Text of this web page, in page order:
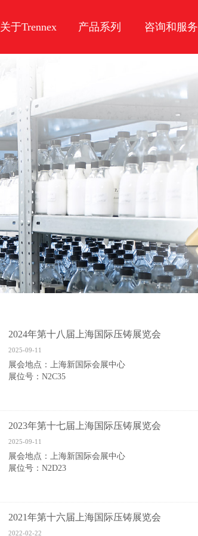
2024年第十八届上海国际压铸展览会
2025-09-11
展会地点：上海新国际会展中心
展位号：N2C35
2023年第十七届上海国际压铸展览会
2025-09-11
展会地点：上海新国际会展中心
展位号：N2D23
2021年第十六届上海国际压铸展览会
2022-02-22
关于Trennex 产品系列 咨询和服务